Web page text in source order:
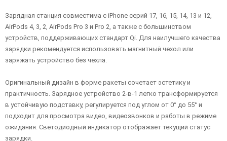
Зарядная станция совместима с iPhone серий 17, 16, 15, 14, 13 и 12,
AirPods 4, 3, 2, AirPods Pro 3 и Pro 2, а также с большинством
устройств, поддерживающих стандарт Qi. Для наилучшего качества
зарядки рекомендуется использовать магнитный чехол или
заряжать устройство без чехла.
Оригинальный дизайн в форме ракеты сочетает эстетику и
практичность. Зарядное устройство 2-в-1 легко трансформируется
в устойчивую подставку, регулируется под углом от 0° до 55° и
подходит для просмотра видео, видеозвонков и работы в режиме
ожидания. Светодиодный индикатор отображает текущий статус
зарядки.